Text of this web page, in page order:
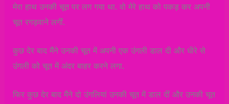
मेरा हाथ उनकी चूत पर लग गया था. वो मेरे हाथ को पकड़ कर अपनी
चूत रगड़वाने लगीं.
कुछ देर बाद मैंने उनकी चूत में अपनी एक उंगली डाल दी और धीरे से
उंगली को चूत में अंदर बाहर करने लगा.
फिर कुछ देर बाद मैंने दो उंगलियां उनकी चूत में डाल दीं और उनकी चूत